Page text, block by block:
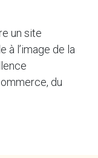
un site
à l’image de la
du